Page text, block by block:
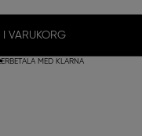
I VARUKORG
BETALA MED KLARNA